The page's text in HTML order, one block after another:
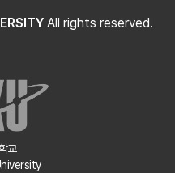
All rights reserved.
교